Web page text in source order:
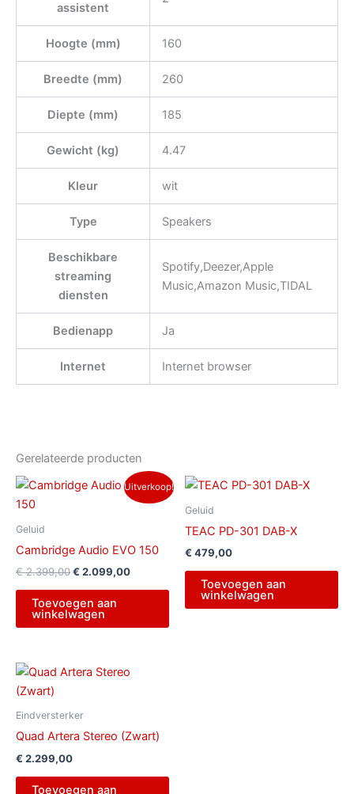
assistent
Hoogte (mm) 160
Breedte (mm) 260
Diepte (mm) 185
Gewicht (kg) 4.47
Kleur wit
Type Speakers
Beschikbare
streaming
diensten
Spotify,Deezer,Apple
Music,Amazon Music,TIDAL
Bedienapp Ja
Internet Internet browser
Gerelateerde producten
Uitverkoop!
Geluid
Cambridge Audio EVO 150
€2.399,00
Oorspronkelijke
prijs
€ 2.099,00
Huidige
prijs
Toevoegen aan
winkelwagen
Geluid
TEAC PD-301 DAB-X
€ 479,00
Toevoegen aan
winkelwagen
Eindversterker
Quad Artera Stereo (Zwart)
€ 2.299,00
Toevoegen aan